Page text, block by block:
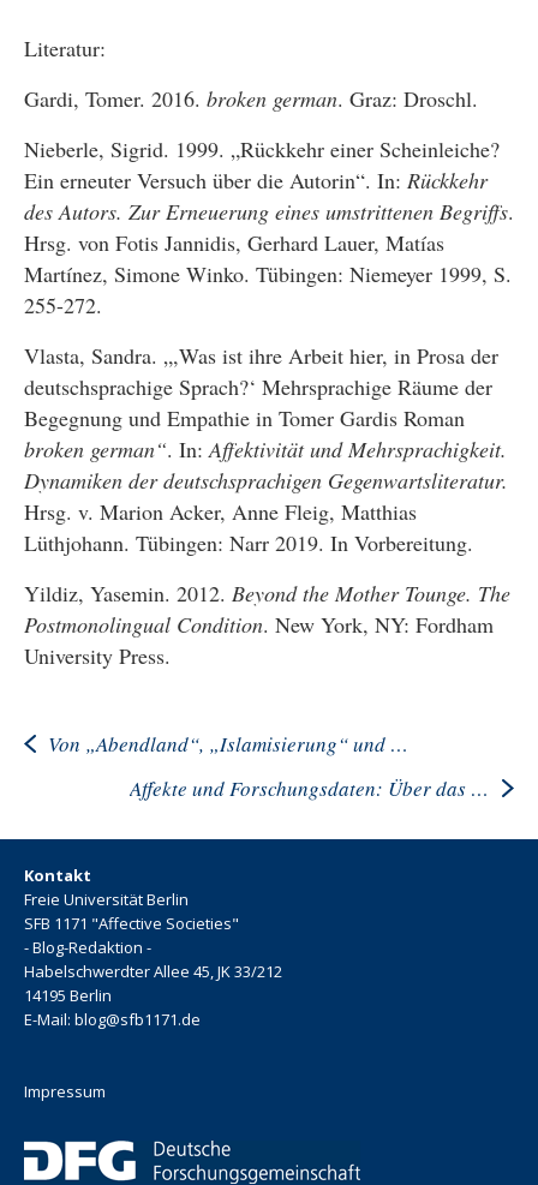
Literatur:
Gardi, Tomer. 2016. broken german. Graz: Droschl.
Nieberle, Sigrid. 1999. „Rückkehr einer Scheinleiche?
Ein erneuter Versuch über die Autorin“. In: Rückkehr
des Autors. Zur Erneuerung eines umstrittenen Begriffs.
Hrsg. von Fotis Jannidis, Gerhard Lauer, Matías
Martínez, Simone Winko. Tübingen: Niemeyer 1999, S.
255-272.
Vlasta, Sandra. „,Was ist ihre Arbeit hier, in Prosa der
deutschsprachige Sprach?‘ Mehrsprachige Räume der
Begegnung und Empathie in Tomer Gardis Roman
broken german“. In:Affektivität und Mehrsprachigkeit.
Dynamiken der deutschsprachigen Gegenwartsliteratur.
Hrsg. v. Marion Acker, Anne Fleig, Matthias
Lüthjohann. Tübingen: Narr 2019. In Vorbereitung.
Yildiz, Yasemin. 2012. Beyond the Mother Tounge. The
Postmonolingual Condition. New York, NY: Fordham
University Press.
Von „Abendland“, „Islamisierung“ und „Ignoranz“: Wie der rechtspopulistische Mobilisierungsdiskurs Angst erzeugt
Affekte und Forschungsdaten: Über das Ausgraben und Archivieren von Affektivität
Kontakt
Freie Universität Berlin
SFB 1171 "Affective Societies"
- Blog-Redaktion -
Habelschwerdter Allee 45, JK 33/212
14195 Berlin
E-Mail: blog@sfb1171.de
Impressum